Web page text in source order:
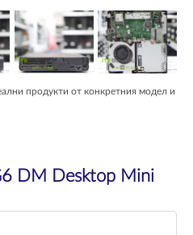
продукти от конкретния модел и
DM Desktop Mini